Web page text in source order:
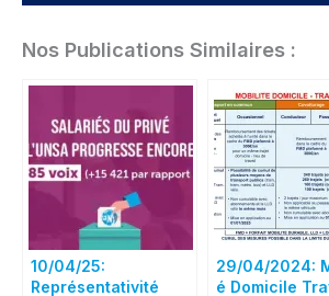
Nos Publications Similaires :
10/04/25:
Représentativité
29/04/2024:
é Domicile